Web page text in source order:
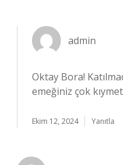
admin
Oktay Bora!
emeğiniz çok
Ekim 12, 2024 Yanıtla